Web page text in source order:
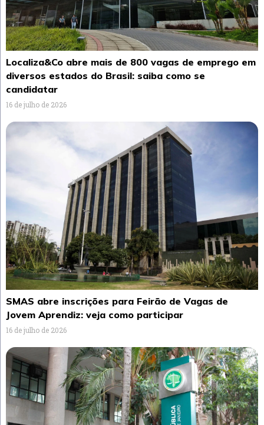
Localiza&Co abre mais de 800 vagas de emprego em
diversos estados do Brasil: saiba como se
candidatar
16 de julho de 2026
SMAS abre inscrições para Feirão de Vagas de
Jovem Aprendiz: veja como participar
16 de julho de 2026